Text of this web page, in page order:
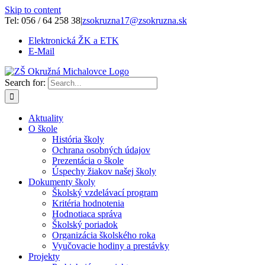
Skip to content
Tel: 056 / 64 258 38|zsokruzna17@zsokruzna.sk
Elektronická ŽK a ETK
E-Mail
Search for:
Aktuality
O škole
História školy
Ochrana osobných údajov
Prezentácia o škole
Úspechy žiakov našej školy
Dokumenty školy
Školský vzdelávací program
Kritéria hodnotenia
Hodnotiaca správa
Školský poriadok
Organizácia školského roka
Vyučovacie hodiny a prestávky
Projekty